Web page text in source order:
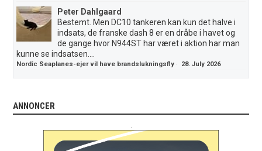
Peter Dahlgaard
Bestemt. Men DC10 tankeren kan kun det halve i
indsats, de franske dash 8 er en dråbe i havet og
de gange hvor N944ST har været i aktion har man
kunne se indsatsen....
Nordic Seaplanes-ejer vil have brandslukningsfly · 28. July 2026
ANNONCER